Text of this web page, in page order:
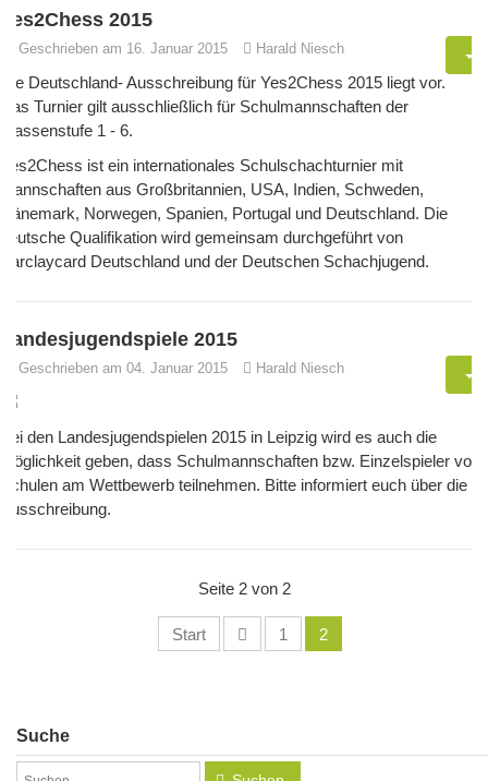
Yes2Chess 2015
Geschrieben am 16. Januar 2015 Harald Niesch
Die Deutschland- Ausschreibung für Yes2Chess 2015 liegt vor.
Das Turnier gilt ausschließlich für Schulmannschaften der
Klassenstufe 1 - 6.
Yes2Chess ist ein internationales Schulschachturnier mit
Mannschaften aus Großbritannien, USA, Indien, Schweden,
Dänemark, Norwegen, Spanien, Portugal und Deutschland. Die
deutsche Qualifikation wird gemeinsam durchgeführt von
Barclaycard Deutschland und der Deutschen Schachjugend.
Landesjugendspiele 2015
Geschrieben am 04. Januar 2015 Harald Niesch
Bei den Landesjugendspielen 2015 in Leipzig wird es auch die
Möglichkeit geben, dass Schulmannschaften bzw. Einzelspieler von
Schulen am Wettbewerb teilnehmen. Bitte informiert euch über die
Ausschreibung.
Seite 2 von 2
Start 1 2
Suche